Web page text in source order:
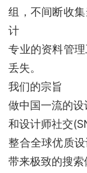
组，不间断收
计
专业的资料管
丢失。
我们的宗旨
做中国一流的
和设计师社交
整合全球优质
带来极致的搜